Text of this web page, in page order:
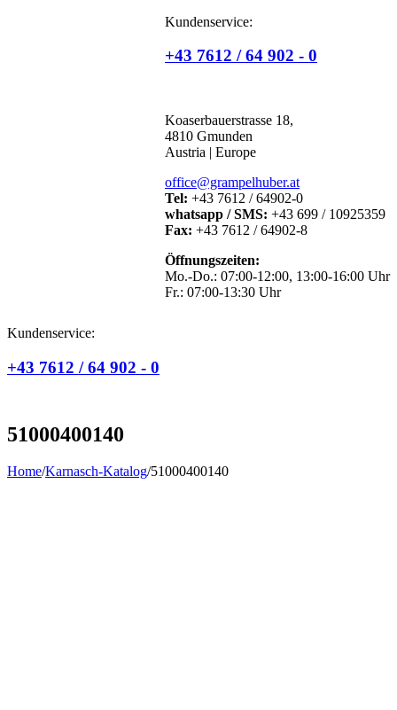
Kundenservice:
+43 7612 / 64 902 - 0
Koaserbauerstrasse 18,
4810 Gmunden
Austria | Europe
office@grampelhuber.at
Tel: +43 7612 / 64902-0
whatsapp / SMS: +43 699 / 10925359
Fax: +43 7612 / 64902-8
Öffnungszeiten:
Mo.-Do.: 07:00-12:00, 13:00-16:00 Uhr
Fr.: 07:00-13:30 Uhr
Kundenservice:
+43 7612 / 64 902 - 0
51000400140
Home/Karnasch-Katalog/51000400140